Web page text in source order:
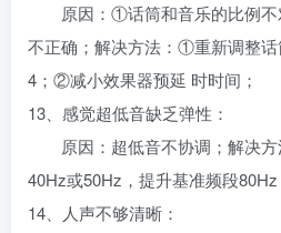
原因：①话筒和音乐的比例不
不正确；解决方法：①重新调整话
4；②减小效果器预延 时时间；
13、感觉超低音缺乏弹性：
原因：超低音不协调；解决方
40Hz或50Hz，提升基准频段80Hz
14、人声不够清晰：